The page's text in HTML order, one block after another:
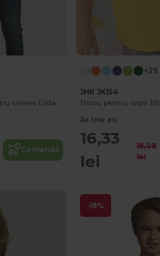
Hanorac cu glugă pentru tineret Gildan Heavy Blend GN941
Comandă
+29
JHK JK154
Tricou pentru copii 155
As low as:
16,33
lei
18,08
lei
-18%